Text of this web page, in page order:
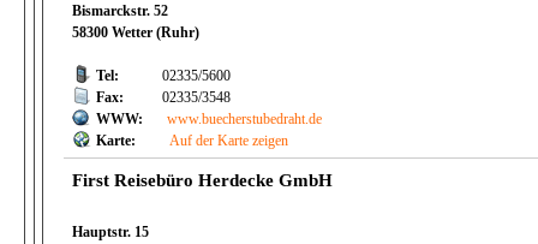
Bismarckstr. 52
58300 Wetter (Ruhr)
Tel:
02335/5600
Fax:
02335/3548
WWW:
www.buecherstubedraht.de
Karte:
Auf der Karte zeigen
First Reisebüro Herdecke GmbH
Hauptstr. 15